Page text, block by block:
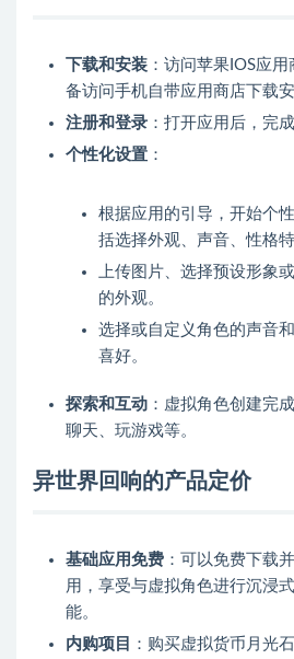
下载和安装 ：访问苹果IOS应
备访问手机自带应用商店下载安
注册和登录 ：打开应用后，完
个性化设置 ：
根据应用的引导，开始个
括选择外观、声音、性格特
上传图片、选择预设形象
的外观。
选择或自定义角色的声音
喜好。
探索和互动 ：虚拟角色创建完
聊天、玩游戏等。
异世界回响的产品定价
基础应用免费 ：可以免费下载
用，享受与虚拟角色进行沉浸
能。
内购项目
：购买虚拟货币月光